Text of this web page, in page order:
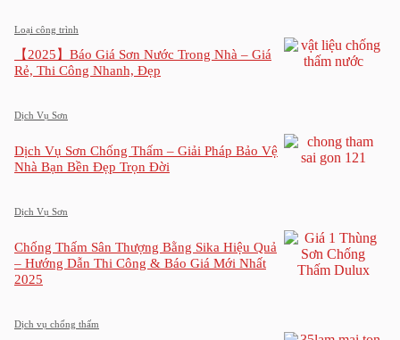
Loại công trình
【2025】Báo Giá Sơn Nước Trong Nhà – Giá
Rẻ, Thi Công Nhanh, Đẹp
Dịch Vụ Sơn
Dịch Vụ Sơn Chống Thấm – Giải Pháp Bảo Vệ
Nhà Bạn Bền Đẹp Trọn Đời
Dịch Vụ Sơn
Chống Thấm Sân Thượng Bằng Sika Hiệu Quả
– Hướng Dẫn Thi Công & Báo Giá Mới Nhất
2025
Dịch vụ chống thấm